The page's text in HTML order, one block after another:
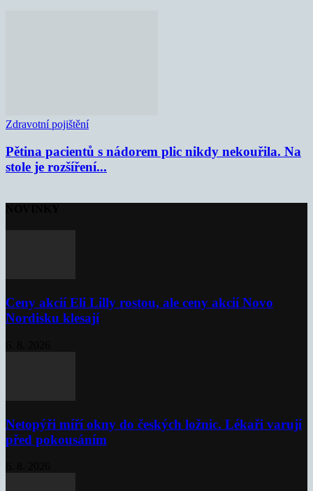
Zdravotní pojištění
Pětina pacientů s nádorem plic nikdy nekouřila. Na
stole je rozšíření...
Ceny akcií Eli Lilly rostou, ale ceny akcií Novo
Nordisku klesají
Netopýři míří okny do českých ložnic. Lékaři varují
před pokousáním